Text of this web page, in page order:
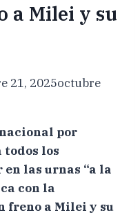
a Milei y su
21, 2025octubre
por
todos los
en las urnas “a la
con la
freno a Milei y su